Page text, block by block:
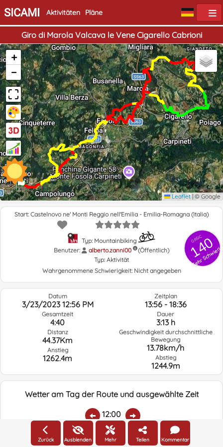
SICAMI Aktivitäten Pläne
Giro di Marola Valcava le Vene Cigarello Cabrioni
Start
Ende
+
−
Leaflet |© Google
GRSIC
140
Sehr
Start: Castelnovo ne' Monti Reggio nell'Emilia - Emilia-Romagna (Italia)
Typ: Mountainbiking
Benutzer:
alberto.zanni00
(Öffentlich)
Typ: Aktivität
Wahrgenommene Schwierigkeit: Nicht angegeben
Datum
3/23/2023 12:56 PM
Gesamtzeit
4:40
Distanz
44.37Km
Anstieg
1262.4m
Zeitplan
13:56 - 18:36
Dauer
3:13 h
Geschwindigkeit durchschnittliche
Bewegung
13.78km/h
Abstieg
1244.9m
Wetter am Tag der Route und ausgewählte Zeit
12:00
Regen:
Durchschnittliche
Geschwindigkeit
Windrichtung
Zurück Ausblenden Mehr Teilen Kommentar